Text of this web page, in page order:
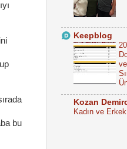
bu
Keepblog
Kozan
Kadın ve